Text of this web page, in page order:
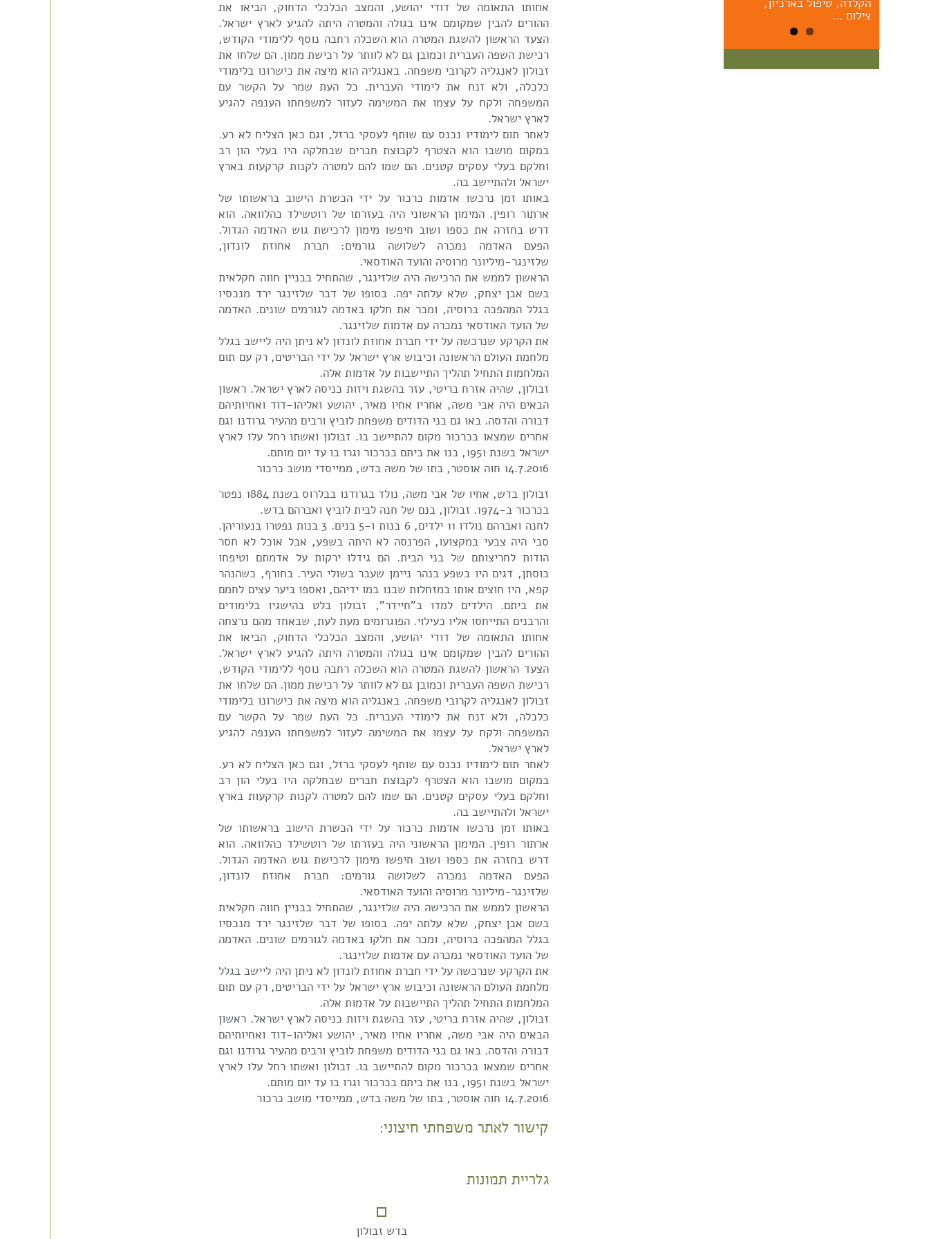
17/7, 11:00 אוצר: מרק יודל
צילום …
אחותו התאומה של דודי יהושע, והמצב הכלכלי הדחוק, הביאו את
ההורים להבין שמקומם אינו בגולה והמטרה היתה להגיע לארץ ישראל.
הצעד הראשון להשגת המטרה הוא השכלה רחבה נוסף ללימודי הקודש,
רכישת השפה העברית וכמובן גם לא לוותר על רכישת ממון. הם שלחו את
זבולון לאנגליה לקרובי משפחה. באנגליה הוא מיצה את כישרונו בלימודי
כלכלה, ולא זנח את לימודי העברית. כל העת שמר על הקשר עם
המשפחה ולקח על עצמו את המשימה לעזור למשפחתו הענפה להגיע
לארץ ישראל.
לאחר תום לימודיו נכנס עם שותף לעסקי ברזל, וגם כאן הצליח לא רע.
במקום מושבו הוא הצטרף לקבוצת חברים שבחלקה היו בעלי הון רב
וחלקם בעלי עסקים קטנים. הם שמו להם למטרה לקנות קרקעות בארץ
ישראל ולהתיישב בה.
באותו זמן נרכשו אדמות כרכור על ידי הכשרת הישוב בראשותו של
ארתור רופין. המימון הראשוני היה בעזרתו של רוטשילד כהלוואה. הוא
דרש בחזרה את כספו ושוב חיפשו מימון לרכישת גוש האדמה הגדול.
הפעם האדמה נמכרה לשלושה גורמים: חברת אחוזת לונדון,
שלזינגר-מיליונר מרוסיה והועד האודסאי.
הראשון לממש את הרכישה היה שלזינגר, שהתחיל בבניין חווה חקלאית
בשם אבן יצחק, שלא עלתה יפה. בסופו של דבר שלזינגר ירד מנכסיו
בגלל המהפכה ברוסיה, ומכר את חלקו באדמה לגורמים שונים. האדמה
של הועד האודסאי נמכרה עם אדמות שלזינגר.
את הקרקע שנרכשה על ידי חברת אחוזת לונדון לא ניתן היה ליישב בגלל
מלחמת העולם הראשונה וכיבוש ארץ ישראל על ידי הבריטים, רק עם תום
המלחמות התחיל תהליך התיישבות על אדמות אלה.
זבולון, שהיה אזרח בריטי, עזר בהשגת ויזות כניסה לארץ ישראל. ראשון
הבאים היה אבי משה, אחריו אחיו מאיר, יהושע ואליהו-דוד ואחיותיהם
דבורה והדסה. באו גם בני הדודים משפחת לוביץ ורבים מהעיר גרודנו וגם
אחרים שמצאו בכרכור מקום להתיישב בו. זבולון ואשתו רחל עלו לארץ
ישראל בשנת 1951, בנו את ביתם בכרכור וגרו בו עד יום מותם.
14.7.2016 חוה אוסטר, בתו של משה בדש, ממייסדי מושב כרכור
זבולון בדש, אחיו של אבי משה, נולד בגרודנו בבלרוס בשנת 1884 נפטר
בכרכור ב-1974. זבולון, בנם של חנה לבית לוביץ ואברהם בדש.
לחנה ואברהם נולדו 11 ילדים, 6 בנות ו-5 בנים. 3 בנות נפטרו בנעוריהן.
סבי היה צבעי במקצועו, הפרנסה לא היתה בשפע, אבל אוכל לא חסר
הודות לחריצותם של בני הבית. הם גידלו ירקות על אדמתם וטיפחו
בוסתן, דגים היו בשפע בנהר ניימן שעבר בשולי העיר. בחורף, כשהנהר
קפא, היו חוצים אותו במזחלות שבנו במו ידיהם, ואספו ביער עצים לחמם
את ביתם. הילדים למדו ב"חיידר", זבולון בלט בהישגיו בלימודים
והרבנים התייחסו אליו כעילוי. הפוגרומים מעת לעת, שבאחד מהם נרצחה
אחותו התאומה של דודי יהושע, והמצב הכלכלי הדחוק, הביאו את
ההורים להבין שמקומם אינו בגולה והמטרה היתה להגיע לארץ ישראל.
הצעד הראשון להשגת המטרה הוא השכלה רחבה נוסף ללימודי הקודש,
רכישת השפה העברית וכמובן גם לא לוותר על רכישת ממון. הם שלחו את
זבולון לאנגליה לקרובי משפחה. באנגליה הוא מיצה את כישרונו בלימודי
כלכלה, ולא זנח את לימודי העברית. כל העת שמר על הקשר עם
המשפחה ולקח על עצמו את המשימה לעזור למשפחתו הענפה להגיע
לארץ ישראל.
לאחר תום לימודיו נכנס עם שותף לעסקי ברזל, וגם כאן הצליח לא רע.
במקום מושבו הוא הצטרף לקבוצת חברים שבחלקה היו בעלי הון רב
וחלקם בעלי עסקים קטנים. הם שמו להם למטרה לקנות קרקעות בארץ
ישראל ולהתיישב בה.
באותו זמן נרכשו אדמות כרכור על ידי הכשרת הישוב בראשותו של
ארתור רופין. המימון הראשוני היה בעזרתו של רוטשילד כהלוואה. הוא
דרש בחזרה את כספו ושוב חיפשו מימון לרכישת גוש האדמה הגדול.
הפעם האדמה נמכרה לשלושה גורמים: חברת אחוזת לונדון,
שלזינגר-מיליונר מרוסיה והועד האודסאי.
הראשון לממש את הרכישה היה שלזינגר, שהתחיל בבניין חווה חקלאית
בשם אבן יצחק, שלא עלתה יפה. בסופו של דבר שלזינגר ירד מנכסיו
בגלל המהפכה ברוסיה, ומכר את חלקו באדמה לגורמים שונים. האדמה
של הועד האודסאי נמכרה עם אדמות שלזינגר.
את הקרקע שנרכשה על ידי חברת אחוזת לונדון לא ניתן היה ליישב בגלל
מלחמת העולם הראשונה וכיבוש ארץ ישראל על ידי הבריטים, רק עם תום
המלחמות התחיל תהליך התיישבות על אדמות אלה.
זבולון, שהיה אזרח בריטי, עזר בהשגת ויזות כניסה לארץ ישראל. ראשון
הבאים היה אבי משה, אחריו אחיו מאיר, יהושע ואליהו-דוד ואחיותיהם
דבורה והדסה. באו גם בני הדודים משפחת לוביץ ורבים מהעיר גרודנו וגם
אחרים שמצאו בכרכור מקום להתיישב בו. זבולון ואשתו רחל עלו לארץ
ישראל בשנת 1951, בנו את ביתם בכרכור וגרו בו עד יום מותם.
14.7.2016 חוה אוסטר, בתו של משה בדש, ממייסדי מושב כרכור
קישור לאתר משפחתי חיצוני:
גלריית תמונות
בדש זבולון